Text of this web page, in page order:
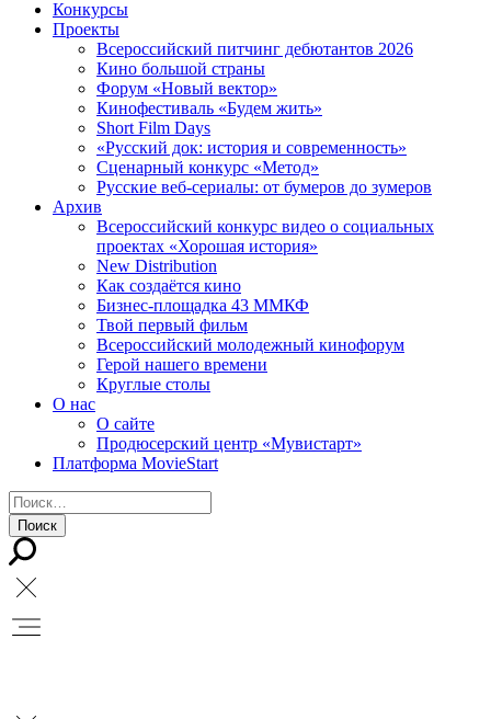
Конкурсы
Проекты
Всероссийский питчинг дебютантов 2026
Кино большой страны
Форум «Новый вектор»
Кинофестиваль «Будем жить»
Short Film Days
«Русский док: история и современность»
Сценарный конкурс «Метод»
Русские веб-сериалы: от бумеров до зумеров
Архив
Всероссийский конкурс видео о социальных
проектах «Хорошая история»
New Distribution
Как создаётся кино
Бизнес-площадка 43 ММКФ
Твой первый фильм
Всероссийский молодежный кинофорум
Герой нашего времени
Круглые столы
О нас
О сайте
Продюсерский центр «Мувистарт»
Платформа MovieStart